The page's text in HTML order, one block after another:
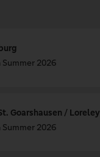
2026
Goarshausen / Loreley
2026